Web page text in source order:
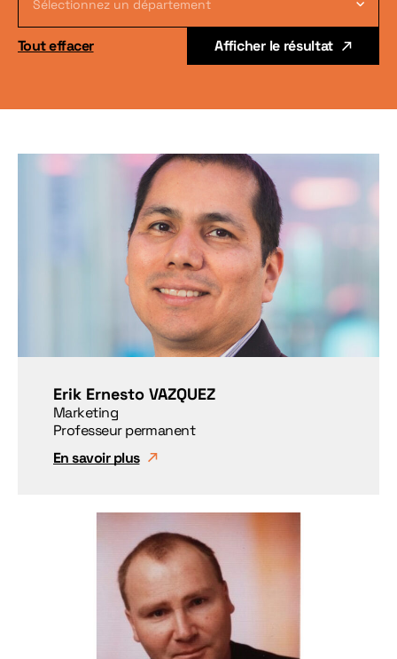
Sélectionnez un département
Tout effacer Afficher le résultat
Erik Ernesto VAZQUEZ
Marketing
Professeur permanent
En savoir plus